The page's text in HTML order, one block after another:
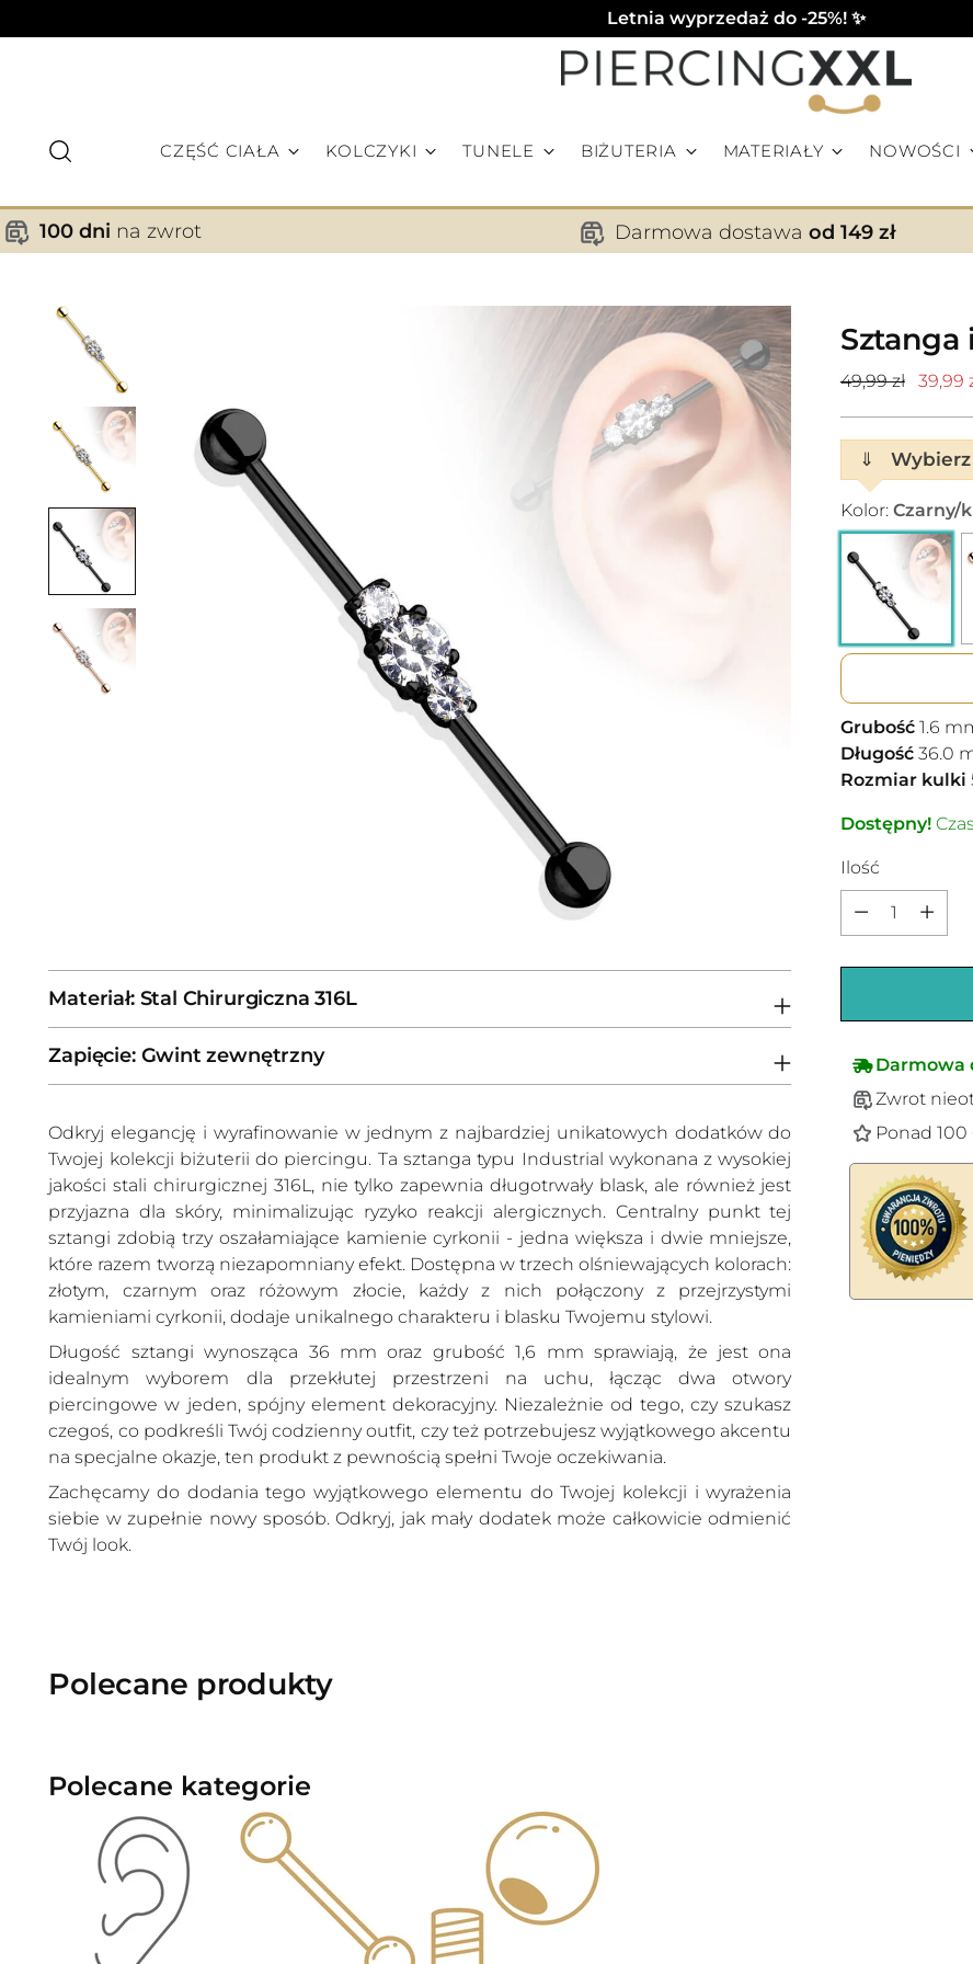
Letnia wyprzedaż do -25%! ✨
CZĘŚĆ CIAŁA KOLCZYKI TUNELE BIŻUTERIA MATERIAŁY NOWOŚCI
100 dni na zwrot Darmowa dostawa od 149 zł
Materiał: Stal Chirurgiczna 316L
Zapięcie: Gwint zewnętrzny
Odkryj elegancję i wyrafinowanie w jednym z najbardziej unikatowych dodatków do
Twojej kolekcji biżuterii do piercingu. Ta sztanga typu Industrial wykonana z wysokiej
jakości stali chirurgicznej 316L, nie tylko zapewnia długotrwały blask, ale również jest
przyjazna dla skóry, minimalizując ryzyko reakcji alergicznych. Centralny punkt tej
sztangi zdobią trzy oszałamiające kamienie cyrkonii - jedna większa i dwie mniejsze,
które razem tworzą niezapomniany efekt. Dostępna w trzech olśniewających kolorach:
złotym, czarnym oraz różowym złocie, każdy z nich połączony z przejrzystymi
kamieniami cyrkonii, dodaje unikalnego charakteru i blasku Twojemu stylowi.
Długość sztangi wynosząca 36 mm oraz grubość 1,6 mm sprawiają, że jest ona
idealnym wyborem dla przekłutej przestrzeni na uchu, łącząc dwa otwory
piercingowe w jeden, spójny element dekoracyjny. Niezależnie od tego, czy szukasz
czegoś, co podkreśli Twój codzienny outfit, czy też potrzebujesz wyjątkowego akcentu
na specjalne okazje, ten produkt z pewnością spełni Twoje oczekiwania.
Zachęcamy do dodania tego wyjątkowego elementu do Twojej kolekcji i wyrażenia
siebie w zupełnie nowy sposób. Odkryj, jak mały dodatek może całkowicie odmienić
Twój look.
Cena
49,99 zł 39,99
⇓
Kolor: Czarny/
Grubość 1.6
Długość 36.0
Rozmiar kulki
Dostępny!
Ilość
Darmowa
Zwrot
Ponad
Polecane produkty
Polecane kategorie